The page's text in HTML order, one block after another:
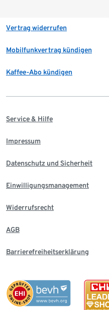
Vertrag widerrufen
Mobilfunkvertrag kündigen
Kaffee-Abo kündigen
Service & Hilfe
Impressum
Datenschutz und Sicherheit
Einwilligungsmanagement
Widerrufsrecht
AGB
Barrierefreiheitserklärung